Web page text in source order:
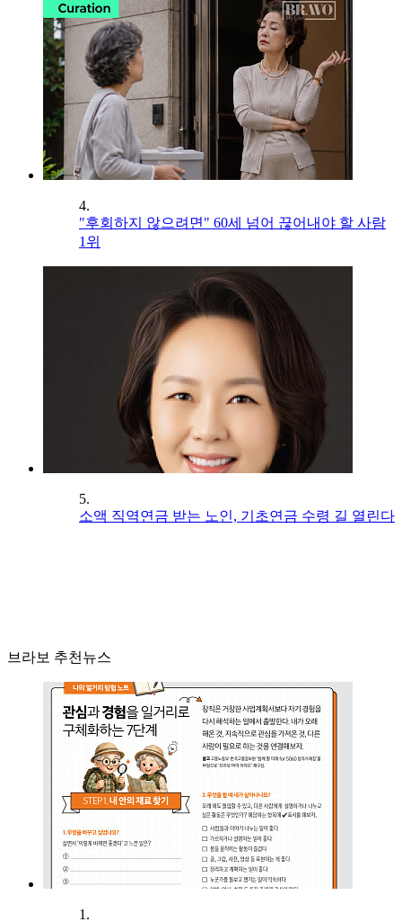
4.
"후회하지 않으려면" 60세 넘어 끊어내야 할 사람
1위
5.
소액 직역연금 받는 노인, 기초연금 수령 길 열린다
브라보 추천뉴스
1.